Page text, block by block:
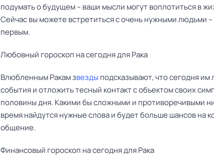
подумать о будущем – ваши мысли могут воплотиться в
Сейчас вы можете встретиться с очень нужными людьми –
первым.
Любовный гороскоп на сегодня для Рака
Влюбленным Ракам звезды подсказывают, что сегодня
события и отложить тесный контакт с объектом своих
половины дня. Какими бы сложными и противоречивыми
время найдутся нужные слова и будет больше шансов на
общение.
Финансовый гороскоп на сегодня для Рака